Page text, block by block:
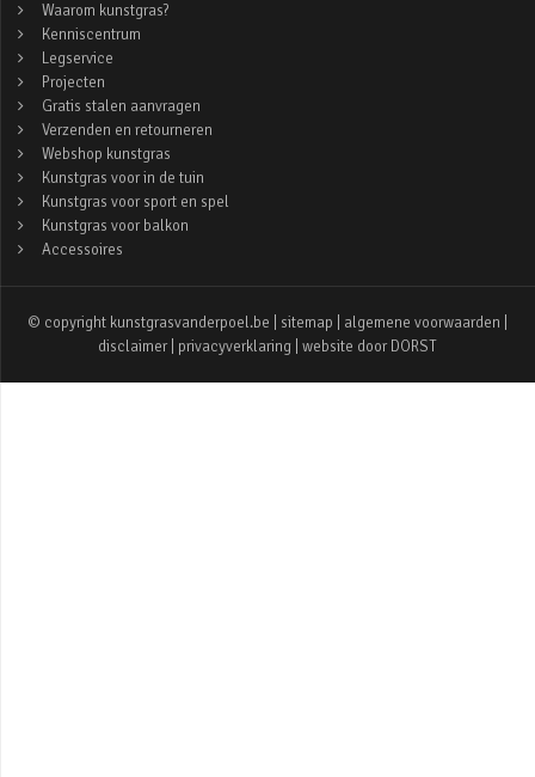
Waarom kunstgras?
Kenniscentrum
Legservice
Projecten
Gratis stalen aanvragen
Verzenden en retourneren
Webshop kunstgras
Kunstgras voor in de tuin
Kunstgras voor sport en spel
Kunstgras voor balkon
Accessoires
© copyright kunstgrasvanderpoel.be | sitemap algemene voorwaarden
disclaimer
privacyverklaring | website door DORST